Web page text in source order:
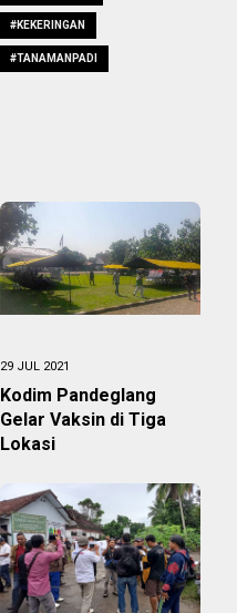
#KEKERINGAN
#TANAMANPADI
29 JUL 2021
Kodim Pandeglang
Gelar Vaksin di Tiga
Lokasi